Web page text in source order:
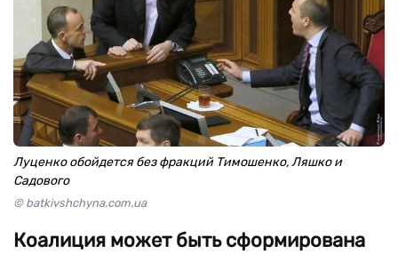
Луценко обойдется без фракций Тимошенко, Ляшко и
Садового
© batkivshchyna.com.ua
Коалиция может быть сформирована